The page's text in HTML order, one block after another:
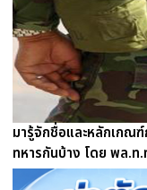
มารู้จักชื่อและหลักเกณฑ์
ทหารกันบ้าง โดย พล.ท